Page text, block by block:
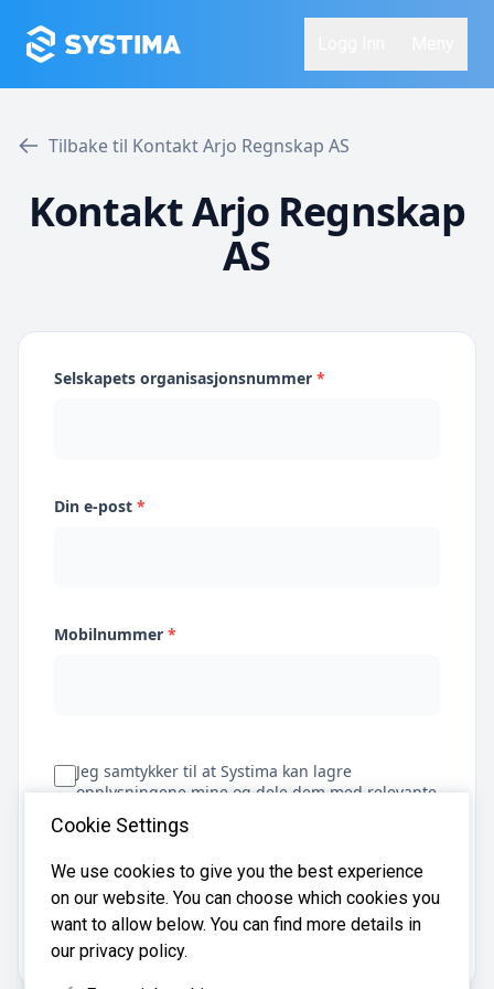
Tilbake til Kontakt Arjo Regnskap AS
Kontakt Arjo Regnskap
AS
Selskapets organisasjonsnummer *
Din e-post *
Mobilnummer *
Jeg samtykker til at Systima kan lagre
opplysningene mine og dele dem med relevante
regnskapsbyråer for å hjelpe meg å finne
regnskapsfører
Få tilbud
Cookie Settings
We use cookies to give you the best experience
on our website. You can choose which cookies you
want to allow below. You can find more details in
our privacy policy.